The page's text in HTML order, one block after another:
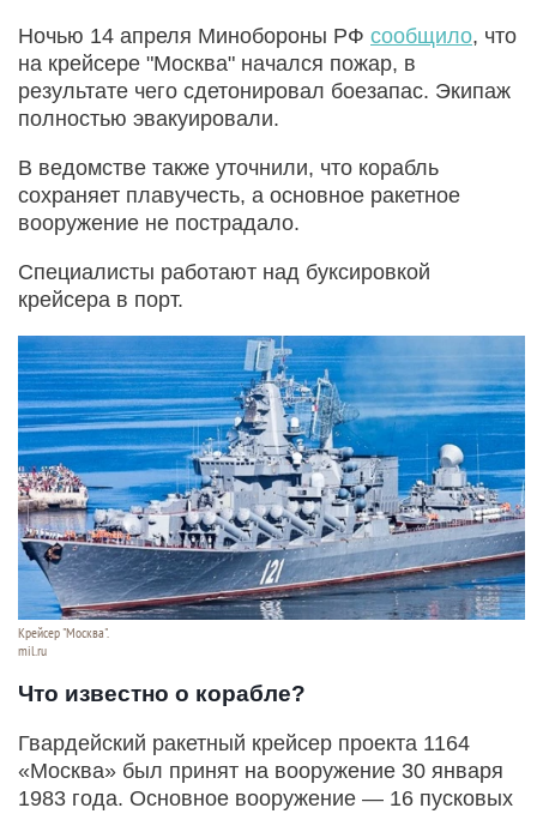
Ночью 14 апреля Минобороны РФ сообщило, что
на крейсере "Москва" начался пожар, в
результате чего сдетонировал боезапас. Экипаж
полностью эвакуировали.
В ведомстве также уточнили, что корабль
сохраняет плавучесть, а основное ракетное
вооружение не пострадало.
Специалисты работают над буксировкой
крейсера в порт.
Крейсер "Москва".
mil.ru
Что известно о корабле?
Гвардейский ракетный крейсер проекта 1164
«Москва» был принят на вооружение 30 января
1983 года. Основное вооружение — 16 пусковых